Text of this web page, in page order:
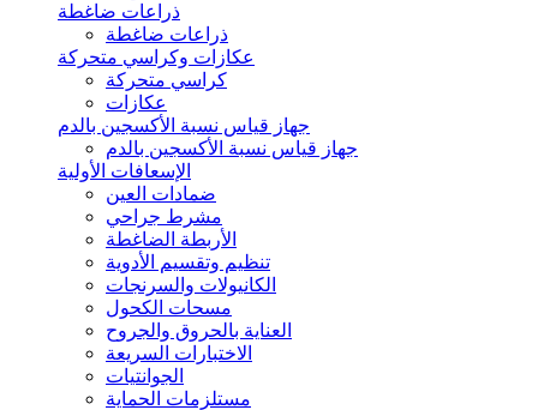
ذراعات ضاغطة
ذراعات ضاغطة
عكازات وكراسي متحركة
كراسي متحركة
عكازات
جهاز قياس نسبة الأكسجين بالدم
جهاز قياس نسبة الأكسجين بالدم
الإسعافات الأولية
ضمادات العين
مشرط جراحي
الأربطة الضاغطة
تنظيم وتقسيم الأدوية
الكانيولات والسرنجات
مسحات الكحول
العناية بالحروق والجروح
الاختبارات السريعة
الجوانتيات
مستلزمات الحماية